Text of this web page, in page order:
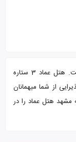
تور مشهد از ایلام هتل عماد با تضمین بهترین قیمت. هتل عماد 3 ستاره
از شما میهمانان
مشهد هتل عماد را در